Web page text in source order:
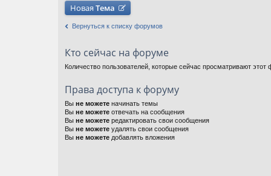
Новая Тема
Вернуться к списку форумов
Кто сейчас на форуме
Количество пользователей, которые сейчас просматривают
Права доступа к форуму
Вы не можете начинать темы
Вы не можете отвечать на сообщения
Вы не можете редактировать свои сообщения
Вы не можете удалять свои сообщения
Вы не можете добавлять вложения